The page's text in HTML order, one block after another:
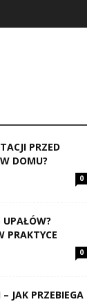
PRZED
DOMU?
0
UPAŁÓW?
PRAKTYCE
0
JAK PRZEBIEGA